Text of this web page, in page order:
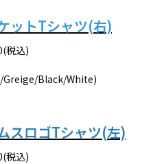
ットTシャツ(右)
税込)
Greige/Black/White)
スロゴTシャツ(左)
税込)